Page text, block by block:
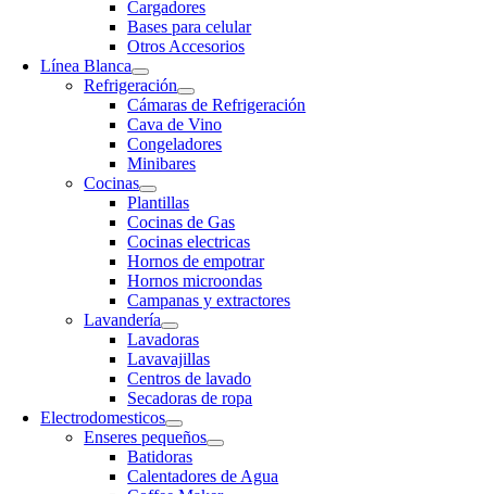
Cargadores
Bases para celular
Otros Accesorios
Línea Blanca
Refrigeración
Cámaras de Refrigeración
Cava de Vino
Congeladores
Minibares
Cocinas
Plantillas
Cocinas de Gas
Cocinas electricas
Hornos de empotrar
Hornos microondas
Campanas y extractores
Lavandería
Lavadoras
Lavavajillas
Centros de lavado
Secadoras de ropa
Electrodomesticos
Enseres pequeños
Batidoras
Calentadores de Agua